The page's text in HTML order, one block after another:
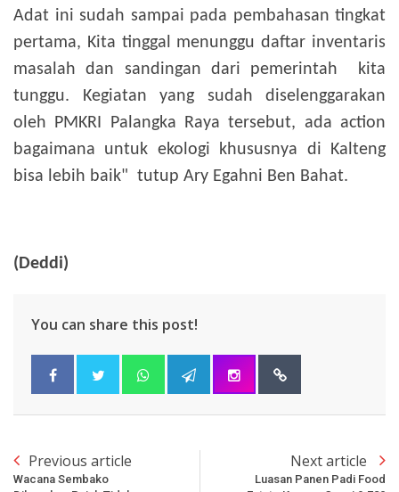
Adat ini sudah sampai pada pembahasan tingkat
pertama, Kita tinggal menunggu daftar inventaris
masalah dan sandingan dari pemerintah kita
tunggu. Kegiatan yang sudah diselenggarakan
oleh PMKRI Palangka Raya tersebut, ada action
bagaimana untuk ekologi khususnya di Kalteng
bisa lebih baik" tutup Ary Egahni Ben Bahat.
(Deddi)
You can share this post!
Previous article
Wacana Sembako
Next article
Luasan Panen Padi Food